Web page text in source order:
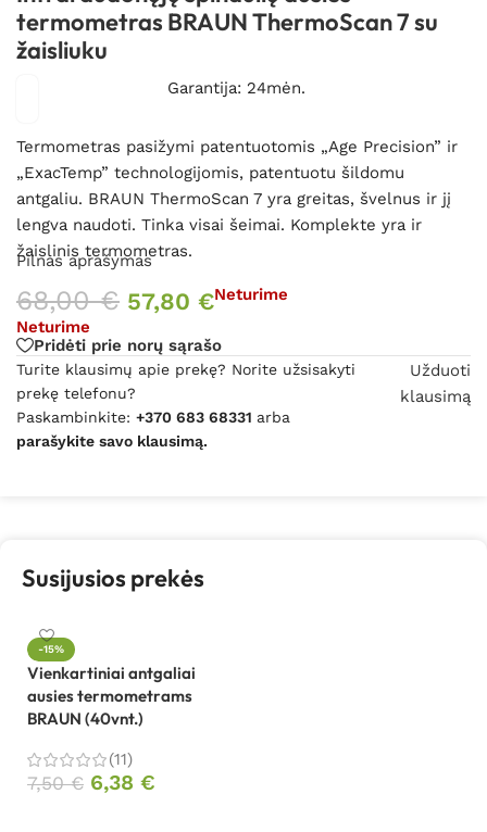
termometras BRAUN ThermoScan 7 su
žaisliuku
Garantija: 24mėn.
Termometras pasižymi patentuotomis „Age Precision” ir
„ExacTemp” technologijomis, patentuotu šildomu
antgaliu. BRAUN ThermoScan 7 yra greitas, švelnus ir jį
lengva naudoti. Tinka visai šeimai. Komplekte yra ir
žaislinis termometras.
Pilnas aprašymas
68,00€ 57,80 €Neturime
Neturime
Pridėti prie norų sąrašo
Turite klausimų apie prekę? Norite užsisakyti
prekę telefonu?
Paskambinkite: +370 683 68331 arba
parašykite savo klausimą.
Užduoti
klausimą
Susijusios prekės
-15%
Vienkartiniai antgaliai
ausies termometrams
BRAUN (40vnt.)
(11)
7,50€ 6,38 €